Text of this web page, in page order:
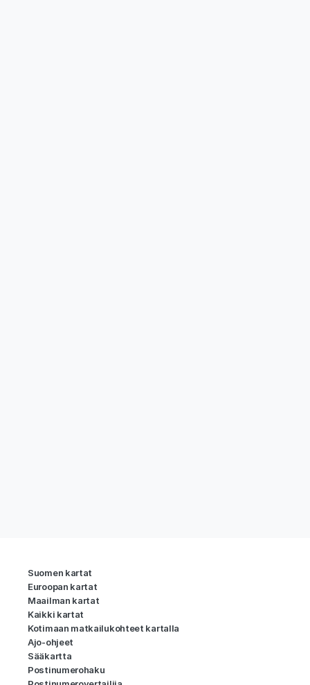
Suomen kartat
Euroopan kartat
Maailman kartat
Kaikki kartat
Kotimaan matkailukohteet kartalla
Ajo-ohjeet
Sääkartta
Postinumerohaku